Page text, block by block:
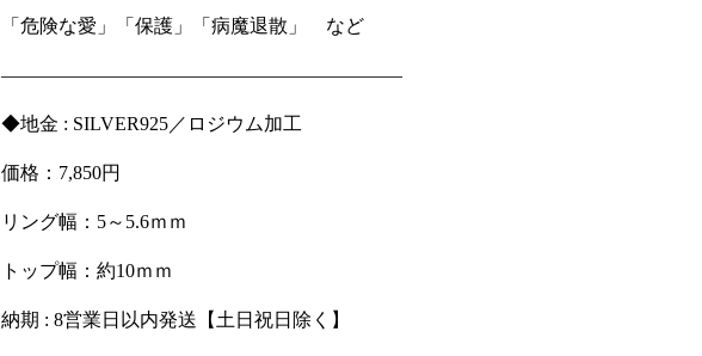
「危険な愛」「保護」「病魔退散」 など
—————————————————————
◆地金 : SILVER925／ロジウム加工
価格：7,850円
リング幅：5～5.6ｍｍ
トップ幅：約10ｍｍ
納期 : 8営業日以内発送【土日祝日除く】